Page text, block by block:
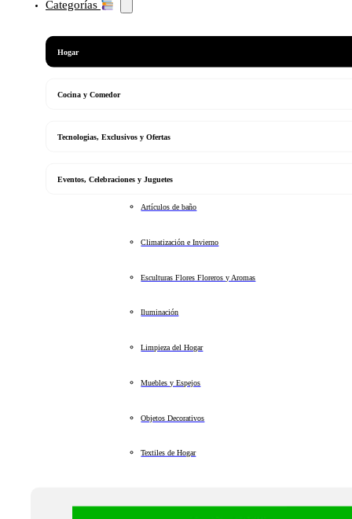
Categorías
Hogar
Cocina y Comedor
Tecnologias, Exclusivos y Ofertas
Eventos, Celebraciones y Juguetes
Artículos de baño
Climatización e Invierno
Esculturas Flores Floreros y Aromas
Iluminación
Limpieza del Hogar
Muebles y Espejos
Objetos Decorativos
Textiles de Hogar